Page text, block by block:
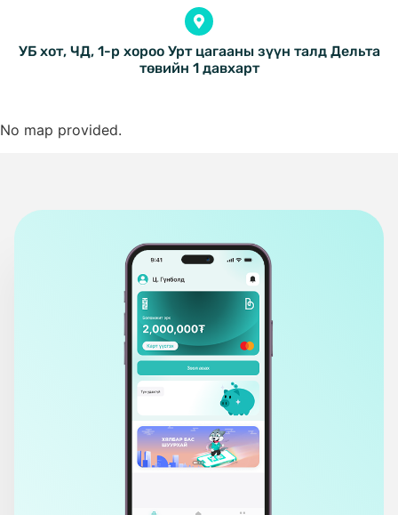
УБ хот, ЧД, 1-р хороо Урт цагааны зүүн талд Дельта
төвийн 1 давхарт
No map provided.